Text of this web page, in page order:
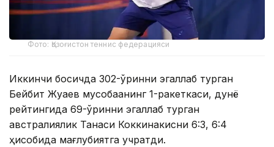
Фото: Қозоғистон теннис федерацияси
Иккинчи босқичда 302-ўринни эгаллаб турган
Бейбит Жуқаев мусобақанинг 1-ракеткаси, дунё
рейтингида 69-ўринни эгаллаб турган
австралиялик Танаси Коккинакисни 6:3, 6:4
ҳисобида мағлубиятга учратди.